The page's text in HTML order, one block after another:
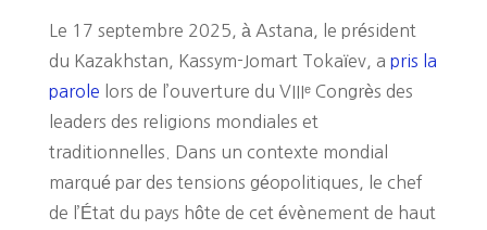
Le 17 septembre 2025, à Astana, le président
du Kazakhstan, Kassym-Jomart Tokaïev, a pris la
parole lors de l’ouverture du VIIIᵉ Congrès des
leaders des religions mondiales et
traditionnelles. Dans un contexte mondial
marqué par des tensions géopolitiques, le chef
de l’État du pays hôte de cet évènement de haut